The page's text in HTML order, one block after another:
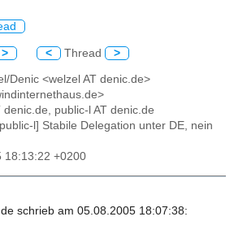
> < Thread >
Denic <welzel AT denic.de>
denic.de, public-l AT denic.de
l] Stabile Delegation unter DE, nein
18:13:22 +0200
schrieb am 05.08.2005 18:07:38: